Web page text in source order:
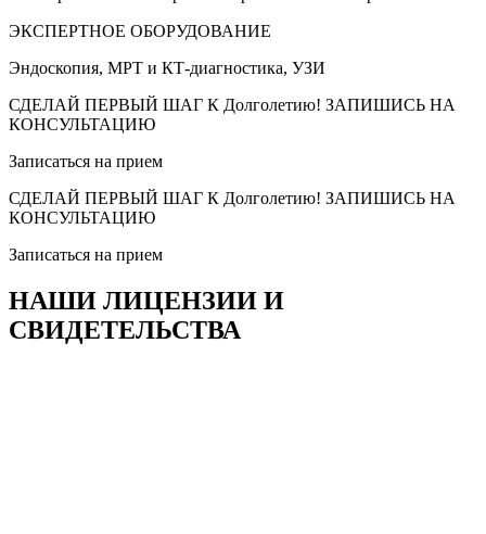
ЭКСПЕРТНОЕ ОБОРУДОВАНИЕ
Эндоскопия, МРТ и КТ-диагностика, УЗИ
СДЕЛАЙ ПЕРВЫЙ ШАГ К Долголетию! ЗАПИШИСЬ НА
КОНСУЛЬТАЦИЮ
Записаться на прием
СДЕЛАЙ ПЕРВЫЙ ШАГ К Долголетию! ЗАПИШИСЬ НА
КОНСУЛЬТАЦИЮ
Записаться на прием
НАШИ ЛИЦЕНЗИИ И
СВИДЕТЕЛЬСТВА